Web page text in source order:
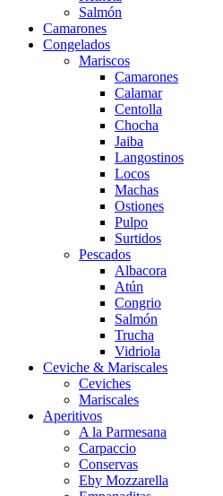
Salmón
Camarones
Congelados
Mariscos
Camarones
Calamar
Centolla
Chocha
Jaiba
Langostinos
Locos
Machas
Ostiones
Pulpo
Surtidos
Pescados
Albacora
Atún
Congrio
Salmón
Trucha
Vidriola
Ceviche & Mariscales
Ceviches
Mariscales
Aperitivos
A la Parmesana
Carpaccio
Conservas
Eby Mozzarella